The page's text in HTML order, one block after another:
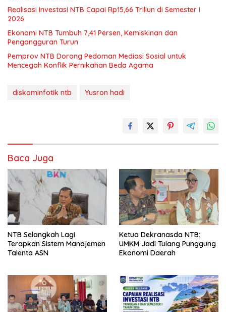
Realisasi Investasi NTB Capai Rp15,66 Triliun di Semester I
2026
Ekonomi NTB Tumbuh 7,41 Persen, Kemiskinan dan
Pengangguran Turun
Pemprov NTB Dorong Pedoman Mediasi Sosial untuk
Mencegah Konflik Pernikahan Beda Agama
diskominfotik ntb Yusron hadi
Baca Juga
NTB Selangkah Lagi
Terapkan Sistem Manajemen
Talenta ASN
Ketua Dekranasda NTB:
UMKM Jadi Tulang Punggung
Ekonomi Daerah